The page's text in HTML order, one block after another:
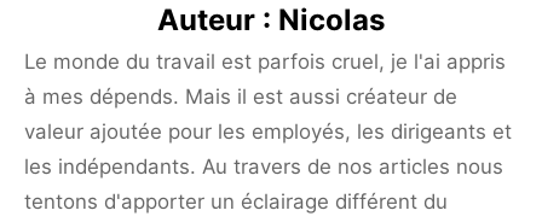
d’intégrer
un
incubateur
Auteur : Nicolas
Le monde du travail est parfois cruel, je l'ai appris
à mes dépends. Mais il est aussi créateur de
valeur ajoutée pour les employés, les dirigeants et
les indépendants. Au travers de nos articles nous
tentons d'apporter un éclairage différent du